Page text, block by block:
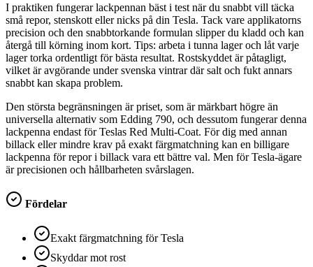
I praktiken fungerar lackpennan bäst i test när du snabbt vill täcka
små repor, stenskott eller nicks på din Tesla. Tack vare applikatorns
precision och den snabbtorkande formulan slipper du kladd och kan
återgå till körning inom kort. Tips: arbeta i tunna lager och låt varje
lager torka ordentligt för bästa resultat. Rostskyddet är påtagligt,
vilket är avgörande under svenska vintrar där salt och fukt annars
snabbt kan skapa problem.
Den största begränsningen är priset, som är märkbart högre än
universella alternativ som Edding 790, och dessutom fungerar denna
lackpenna endast för Teslas Red Multi-Coat. För dig med annan
billack eller mindre krav på exakt färgmatchning kan en billigare
lackpenna för repor i billack vara ett bättre val. Men för Tesla-ägare
är precisionen och hållbarheten svårslagen.
Fördelar
Exakt färgmatchning för Tesla
Skyddar mot rost